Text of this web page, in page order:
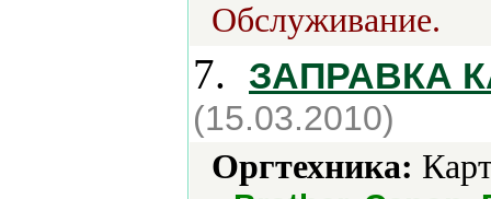
Обслуживание.
7. ЗАПРАВКА
(15.03.2010)
Оргтехника: